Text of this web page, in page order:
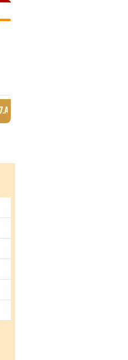
24 Juli 2020. lamat: